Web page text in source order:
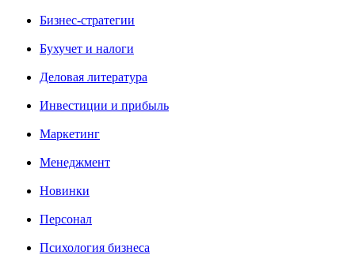
Бизнес-стратегии
Бухучет и налоги
Деловая литература
Инвестиции и прибыль
Маркетинг
Менеджмент
Новинки
Персонал
Психология бизнеса